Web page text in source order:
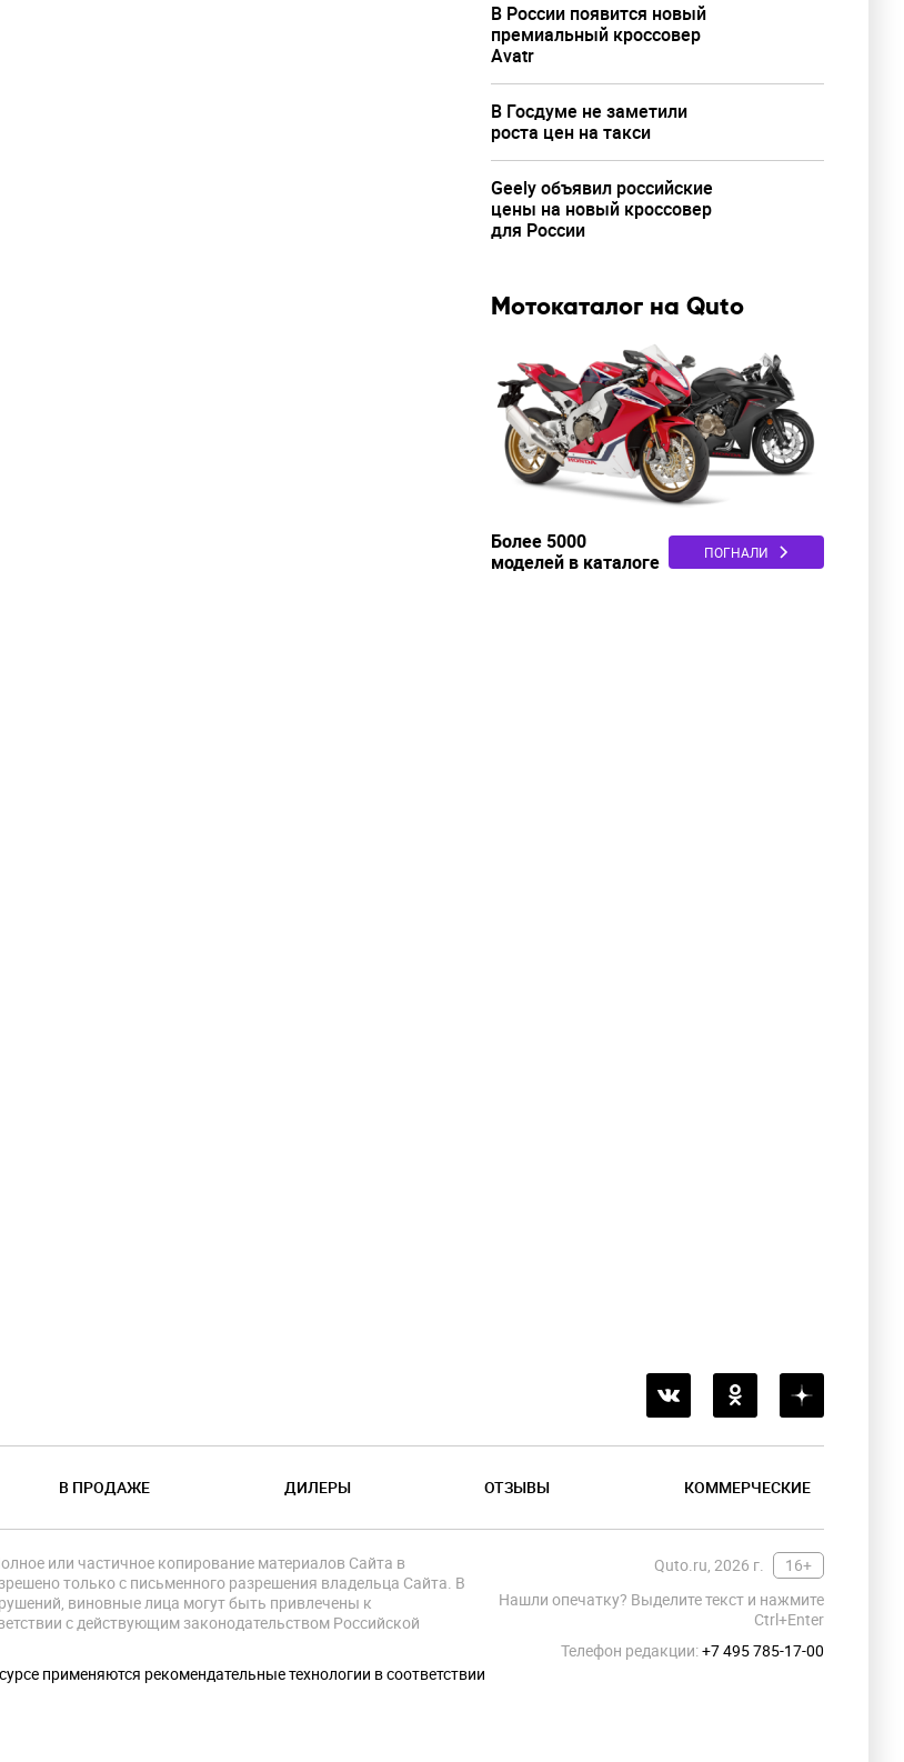
В России появится новый
премиальный кроссовер
Avatr
В Госдуме не заметили
роста цен на такси
Geely объявил российские
цены на новый кроссовер
для России
Мотокаталог на Quto
Более 5000
моделей в каталоге
ПОГНАЛИ
В ПРОДАЖЕ ДИЛЕРЫ ОТЗЫВЫ КОММЕРЧЕСКИЕ
Quto.ru, 2026 г.
16+
Нашли опечатку? Выделите текст и нажмите
Ctrl+Enter
Телефон редакции:+7 495 785-17-00
или частичное копирование материалов Сайта в
только с письменного разрешения владельца Сайта. В
виновные лица могут быть привлечены к
с действующим законодательством Российской
применяются рекомендательные технологии в соответствии